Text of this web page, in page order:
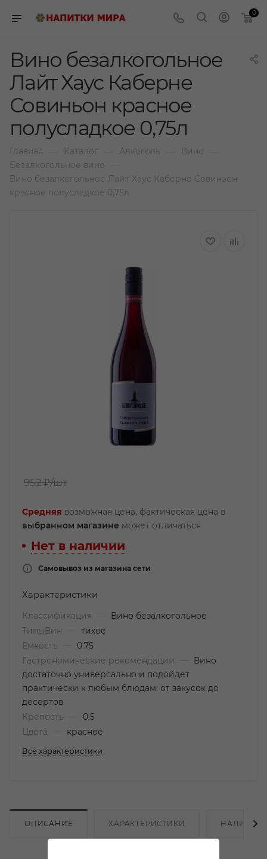
0
Вино безалкогольное
Лайт Хаус Каберне
Совиньон красное
полусладкое 0,75л
Главная Каталог Алкоголь Вино
Безалкогольное вино
Вино безалкогольное Лайт Хаус Каберне Совиньон
красное полусладкое 0,75л
952 ₽/шт
Средняя возможная цена, фактическая цена в
выбранном магазине может отличаться
Нет в наличии
Самовывоз из магазина сети
Характеристики
Классификация —
Вино безалкогольное
ТипыВин
— тихое
Емкость
—
0.75
Гастрономические рекомендации
—
Вино
достаточно универсально и подойдет
практически к любым блюдам: от закусок до
десертов.
Крепость
—
0.5
Цвета
— красное
Все характеристики
ОПИСАНИЕ ХАРАКТЕРИСТИКИ НАЛИЧИЕ